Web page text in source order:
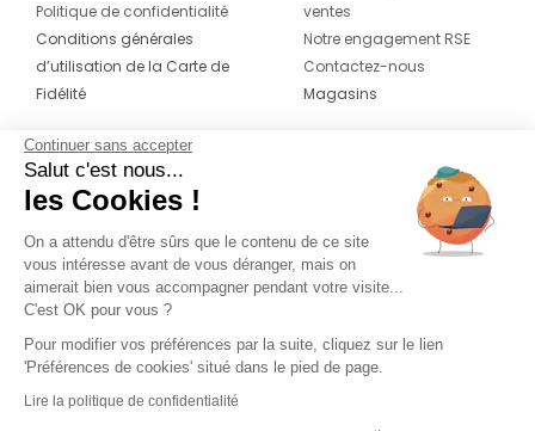
Politique de confidentialité
Conditions générales
d’utilisation de la Carte de
Fidélité
ventes
Notre engagement RSE
Contactez-nous
Magasins
CONTACT
04 42 20 78 42
Du lundi au jeudi de 8h30 à 16h30 & le
vendredi de 8h30 à 15h30
Continuer sans accepter
Salut c'est nous...
les Cookies !
On a attendu d'être sûrs que le contenu de ce site
vous intéresse avant de vous déranger, mais on
aimerait bien vous accompagner pendant votre visite...
C'est OK pour vous ?
Pour modifier vos préférences par la suite, cliquez sur le lien
'Préférences de cookies' situé dans le pied de page.
Lire la politique de confidentialité